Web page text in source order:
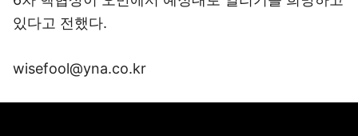
있다고 전했다.
wisefool@yna.co.kr